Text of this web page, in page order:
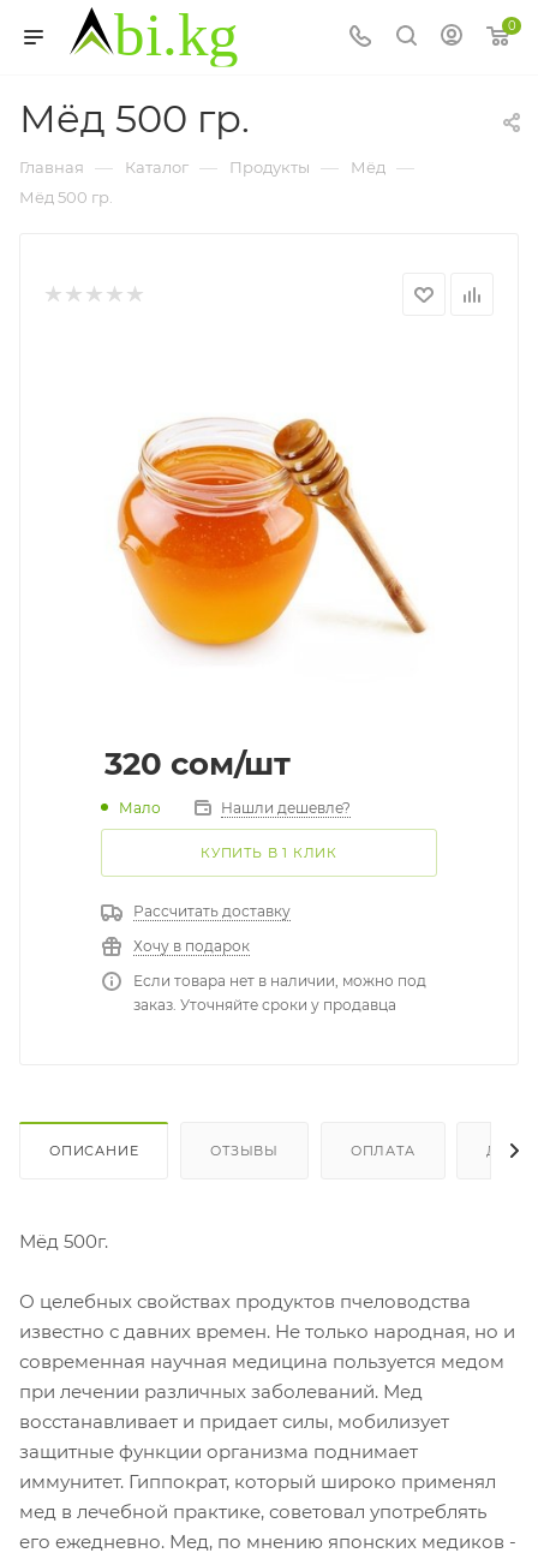
0
Мёд 500 гр.
Главная — Каталог — Продукты — Мёд —
Мёд 500 гр.
320 cом/шт
Мало Нашли дешевле?
КУПИТЬ В 1 КЛИК
Рассчитать доставку
Хочу в подарок
Если товара нет в наличии, можно под
заказ. Уточняйте сроки у продавца
ОПИСАНИЕ ОТЗЫВЫ ОПЛАТА
Мёд 500г.
О целебных свойствах продуктов пчеловодства
известно с давних времен. Не только народная, но и
современная научная медицина пользуется медом
при лечении различных заболеваний. Мед
восстанавливает и придает силы, мобилизует
защитные функции организма поднимает
иммунитет. Гиппократ, который широко применял
мед в лечебной практике, советовал употреблять
его ежедневно. Мед, по мнению японских медиков -